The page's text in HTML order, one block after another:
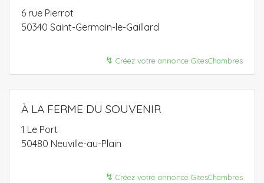
6 rue Pierrot
50340 Saint-Germain-le-Gaillard
↯ Créez votre annonce GitesChambres
À LA FERME DU SOUVENIR
1 Le Port
50480 Neuville-au-Plain
↯ Créez votre annonce GitesChambres